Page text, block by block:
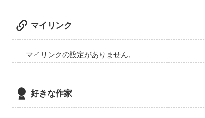
マイリンク
マイリンクの設定がありません。
好きな作家